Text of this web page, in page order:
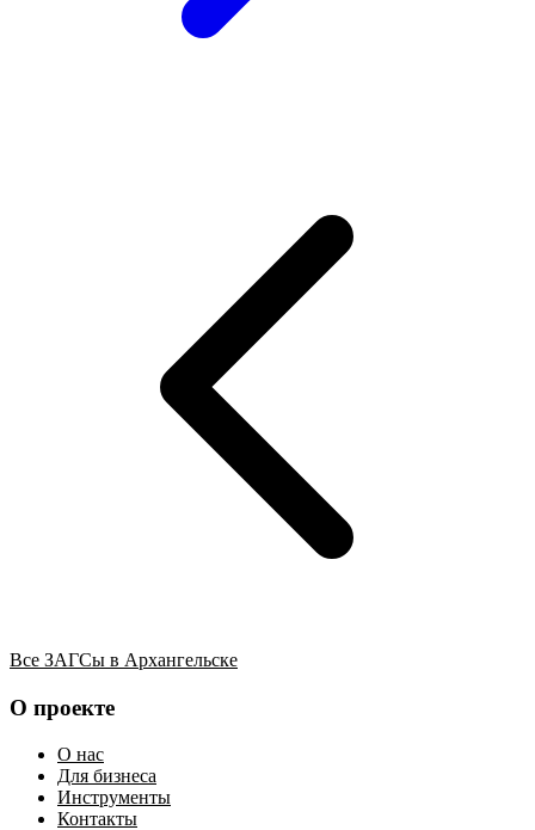
Все ЗАГСы в Архангельске
О проекте
О нас
Для бизнеса
Инструменты
Контакты